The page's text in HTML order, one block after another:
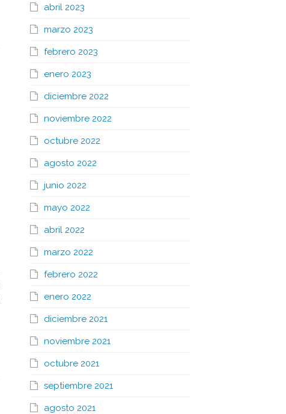
abril 2023
marzo 2023
febrero 2023
enero 2023
diciembre 2022
noviembre 2022
octubre 2022
agosto 2022
junio 2022
mayo 2022
abril 2022
marzo 2022
febrero 2022
enero 2022
diciembre 2021
noviembre 2021
octubre 2021
septiembre 2021
agosto 2021